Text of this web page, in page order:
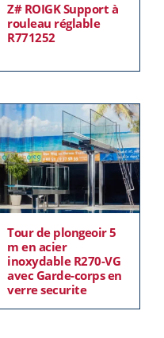
Z# ROIGK Support à
rouleau réglable
R771252
Tour de plongeoir 5
m en acier
inoxydable R270-VG
avec Garde-corps en
verre securite